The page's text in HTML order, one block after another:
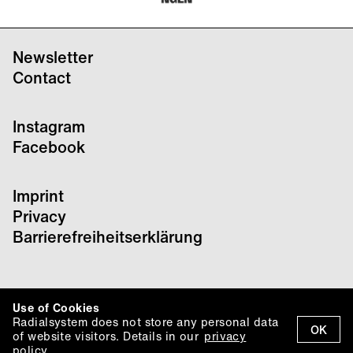
Newsletter
Contact
Instagram
Facebook
Imprint
Privacy
Barrierefreiheitserklärung
OK
Use of Cookies
Radialsystem does not store any personal data
of website visitors. Details in our privacy